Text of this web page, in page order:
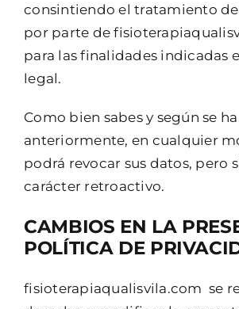
consintiendo el tratamiento
por parte de
para las finalidades indicadas
legal.
Como bien sabes y según se
anteriormente, en cualquier
podrá revocar sus datos, pero
carácter retroactivo.
CAMBIOS EN LA
POLÍTICA DE
fisioterapiaqualisvila.com se